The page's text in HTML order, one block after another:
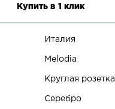
Купить в 1 клик
Италия
Melodia
Круглая розетка
Серебро